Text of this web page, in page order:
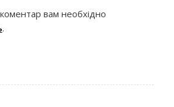
вам необхідно
.